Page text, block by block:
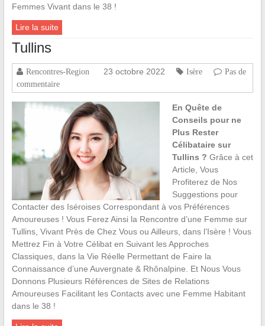
Femmes Vivant dans le 38 !
Lire la suite
Tullins
Rencontres-Region 23 octobre 2022 Isère
Pas de
commentaire
En Quête de
Conseils pour ne
Plus Rester
Célibataire sur
Tullins ? Grâce à cet
Article, Vous
Profiterez de Nos
Suggestions pour
Contacter des Iséroises Correspondant à vos Préférences
Amoureuses ! Vous Ferez Ainsi la Rencontre d’une Femme sur
Tullins, Vivant Près de Chez Vous ou Ailleurs, dans l’Isère ! Vous
Mettrez Fin à Votre Célibat en Suivant les Approches
Classiques, dans la Vie Réelle Permettant de Faire la
Connaissance d’une Auvergnate & Rhônalpine. Et Nous Vous
Donnons Plusieurs Références de Sites de Relations
Amoureuses Facilitant les Contacts avec une Femme Habitant
dans le 38 !